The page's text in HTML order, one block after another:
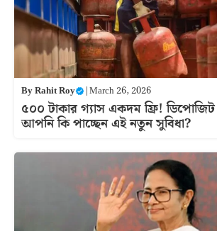
ByRahit Roy |March 26, 2026
৫০০ টাকার গ্যাস একদম ফ্রি!
আপনি কি পাচ্ছেন এই নতুন সুবিধা?